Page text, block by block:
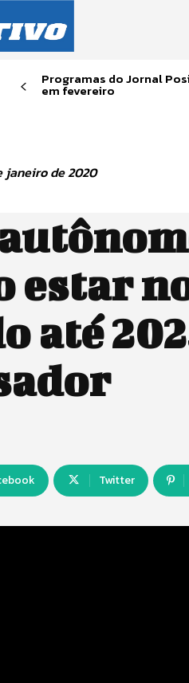
Programas do Jornal
em fevereiro
janeiro de 2020
estar
até
Twitter